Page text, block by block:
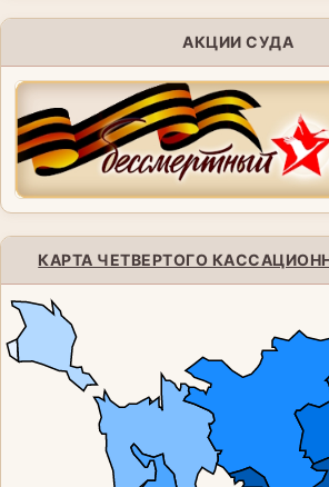
АКЦИИ СУДА
КАРТА ЧЕТВЕРТОГО